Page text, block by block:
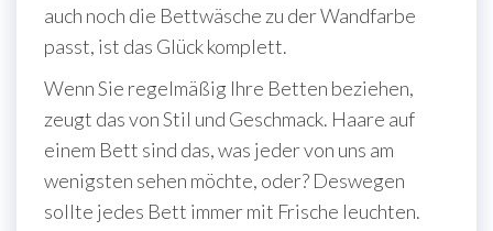
auch noch die Bettwäsche zu der Wandfarbe
passt, ist das Glück komplett.
Wenn Sie regelmäßig Ihre Betten beziehen,
zeugt das von Stil und Geschmack. Haare auf
einem Bett sind das, was jeder von uns am
wenigsten sehen möchte, oder? Deswegen
sollte jedes Bett immer mit Frische leuchten.